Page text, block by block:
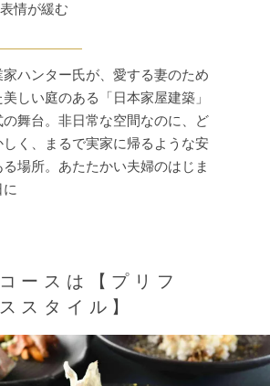
情が緩む
家ハンター氏が、愛する妻のため
しい庭のある「日本家屋建築」
の舞台。非日常な空間なのに、ど
しく、まるで実家に帰るような安
場所。あたたかい夫婦のはじま
に
ースは【プリフ
スタイル】